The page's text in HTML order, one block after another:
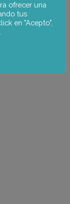
ofrecer una
tus
en "Acepto",